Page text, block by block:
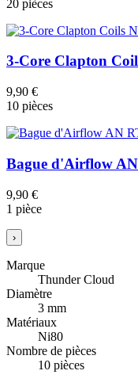
20 pièces
3-Core Clapton
9,90 €
10 pièces
Bague d'Airflow
9,90 €
1 pièce
›
Marque
Thunder Cloud
Diamètre
3 mm
Matériaux
Ni80
Nombre de pièces
10 pièces